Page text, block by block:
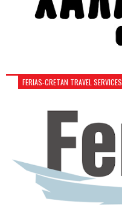
FERIAS-CRETAN TRAVEL SERVICES